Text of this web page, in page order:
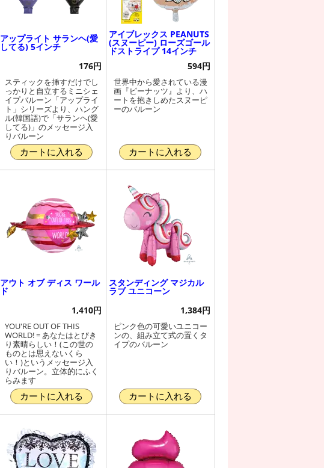
アップライト サランヘ(愛
してる) 5インチ
176円
スティックを挿すだけでし
っかりと自立するミニシェ
イプバルーン「アップライ
ト」シリーズより、ハング
ル(韓国語)で「サランヘ(愛
してる)」のメッセージ入
りバルーン
カートに入れる
アイブレックス PEANUTS
(スヌーピー) ローズゴール
ドストライプ 14インチ
594円
世界中から愛されている漫
画『ピーナッツ』より、ハ
ートを抱きしめたスヌーピ
ーのバルーン
カートに入れる
アウト オブ ディス ワール
ド
1,410円
YOU'RE OUT OF THIS
WORLD! = あなたはとびき
り素晴らしい！(この世の
ものとは思えないくら
い！)というメッセージ入
りバルーン。立体的にふく
らみます
カートに入れる
スタンディング マジカル
ラブ ユニコーン
1,384円
ピンク色の可愛いユニコー
ンの、組み立て式の置くタ
イプのバルーン
カートに入れる